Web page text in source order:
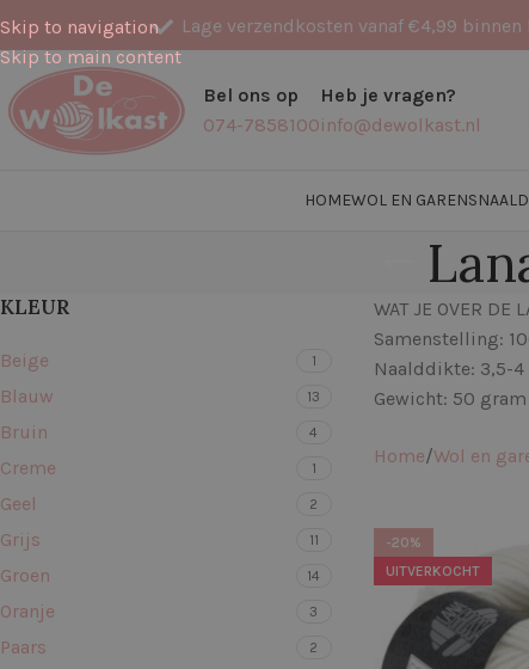
Skip to navigation
Skip to main content
Lage verzendkosten vanaf €4,99 binnen
Bel ons op
074-7858100
Heb je vragen?
info@dewolkast.nl
HOMEWOL EN GARENS
KLEUR
Beige 1
Blauw 13
Bruin 4
Creme 1
Geel 2
Grijs 11
Groen 14
Oranje 3
Paars 2
WAT JE OVER DE
Samenstelling:
Naalddikte: 3,5-4
Gewicht: 50
Home Wol en
-20%
UITVERKOCHT